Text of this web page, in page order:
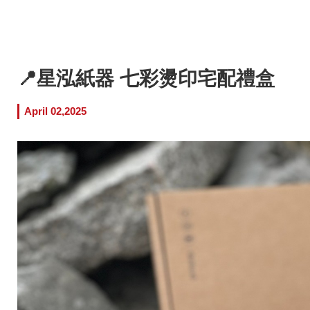
📍星泓紙器 七彩燙印宅配禮盒
April 02,2025